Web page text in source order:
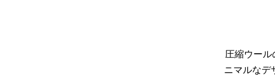
圧縮ウール
ニマルなデ